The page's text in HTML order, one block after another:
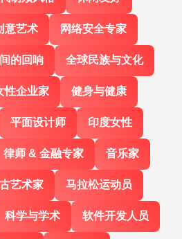
意艺术 网络安全专家
的回响 全球民族与文化
性企业家 健身与健康
平面设计师 印度女性
律师 & 金融专家 音乐家
艺术家 马拉松运动员
科学与学术 软件开发人员